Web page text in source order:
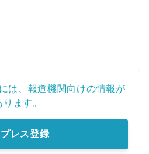
は、報道機関向けの情報が
ります。
プレス登録